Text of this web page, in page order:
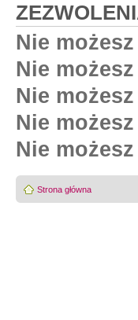
Nie możesz
Nie możesz
Nie możesz
Nie możesz
Nie możesz
Strona główna